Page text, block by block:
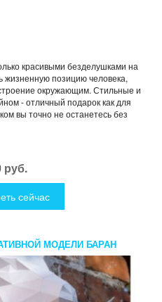
красивыми безделушками на
жизненную позицию человека,
окружающим. Стильные и
- отличный подарок как для
вы точно не останетесь без
руб.
сейчас
МОДЕЛИ БАРАН